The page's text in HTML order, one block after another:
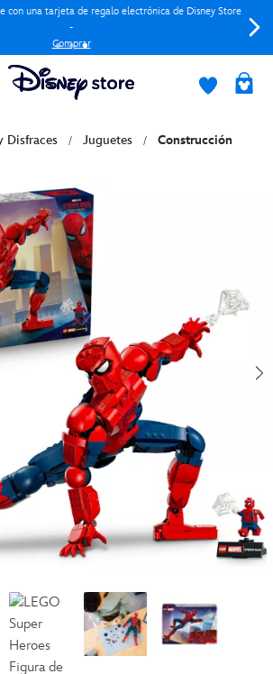
con una tarjeta de regalo electrónica de Disney Store
-
Comprar
Disfraces Juguetes Construcción